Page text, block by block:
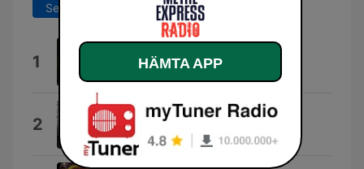
Senaste 7 dagarna Senaste 30 dagarna
1 Eden Lang
2 Eye of the Storm
RISTRIDI
HÄMTA APP